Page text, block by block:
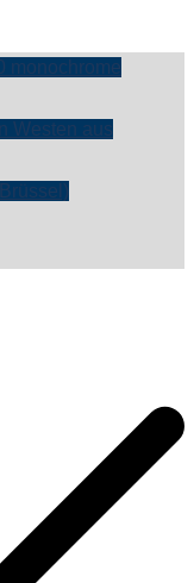
monochrome
Westen aus